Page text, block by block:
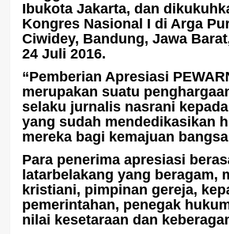
Ibukota Jakarta, dan
Kongres Nasional I di Arga
Ciwidey, Bandung, Jawa
24 Juli 2016.
“Pemberian Apresiasi
merupakan suatu
selaku jurnalis nasrani
yang sudah mendedikasikan
mereka bagi kemajuan
Para penerima apresiasi
latarbelakang yang beragam,
kristiani, pimpinan gereja,
pemerintahan, penegak
nilai kesetaraan dan